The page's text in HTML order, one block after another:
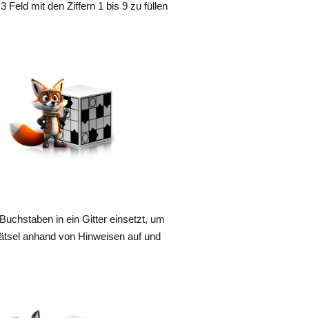
Feld mit den Ziffern 1 bis 9 zu füllen
in ein Gitter einsetzt, um
anhand von Hinweisen auf und